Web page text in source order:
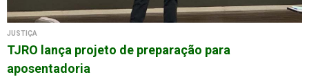
JUSTIÇA
TJRO lança projeto de preparação para
aposentadoria